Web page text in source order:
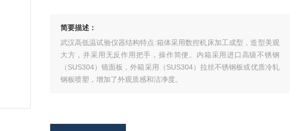
简要描述：
武汉高低温试验仪器结构特点:箱体采用数控机床加工成型，造型美观
大方，并采用无反作用把手，操作简便。内箱采用进口高级不锈钢
（SUS304）镜面板，外箱采用（SUS304）拉丝不锈钢板或优质冷轧
钢板喷塑，增加了外观质感和洁净度。